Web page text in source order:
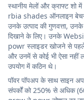
स्थानीय मेलों और क्राफ्ट
rbia shades ऑनलाइन
उनके उत्पाद की गुणवत्ता,
दिखाने के लिए। उनके
powr स्लाइडर खोजने से
और उनमें से कोई भी ऐसा नहीं
उपयोग में कठिन थे।
पॉवर पॉपअप के साथ
संपर्कों को 250% से अधिक